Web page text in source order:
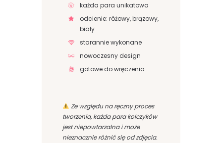
każda para unikatowa
odcienie: różowy, brązowy,
biały
starannie wykonane
nowoczesny design
gotowe do wręczenia
Ze względu na ręczny proces
tworzenia, każda para kolczyków
jest niepowtarzalna i może
nieznacznie różnić się od zdjęcia.